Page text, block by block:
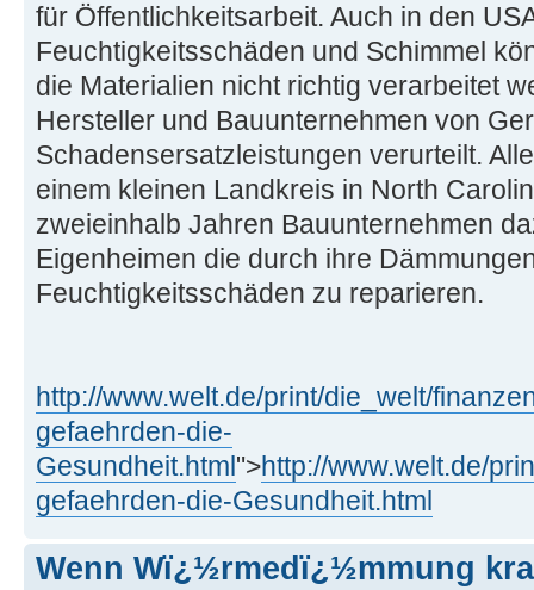
für Öffentlichkeitsarbeit. Auch in den
Feuchtigkeitsschäden und Schimmel
die Materialien nicht richtig verarbeitet
Hersteller und Bauunternehmen von
Schadensersatzleistungen verurteilt.
einem kleinen Landkreis in North
zweieinhalb Jahren Bauunternehmen
Eigenheimen die durch ihre
Feuchtigkeitsschäden zu reparieren.
http://www.welt.de/print/die_welt/
gefaehrden-die-
Gesundheit.html">http://www.welt.de/
gefaehrden-die-Gesundheit.html
Wenn Wï¿½rmedï¿½mmung